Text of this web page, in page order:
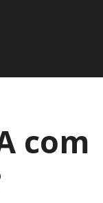
com